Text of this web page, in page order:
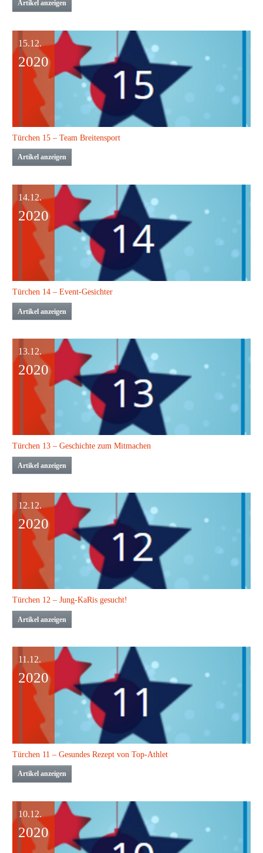
Artikel anzeigen
15.12.
2020
Türchen 15 – Team Breitensport
Artikel anzeigen
14.12.
2020
Türchen 14 – Event-Gesichter
Artikel anzeigen
13.12.
2020
Türchen 13 – Geschichte zum Mitmachen
Artikel anzeigen
12.12.
2020
Türchen 12 – Jung-KaRis gesucht!
Artikel anzeigen
11.12.
2020
Türchen 11 – Gesundes Rezept von Top-Athlet
Artikel anzeigen
10.12.
2020